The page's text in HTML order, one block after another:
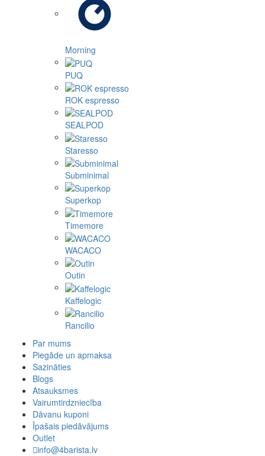
Morning
PUQ
ROK espresso
SEALPOD
Staresso
Subminimal
Superkop
Timemore
WACACO
Outin
Kaffelogic
Rancilio
Par mums
Piegāde un apmaksa
Sazināties
Blogs
Atsauksmes
Vairumtirdzniecība
Dāvanu kuponi
Īpašais piedāvājums
Outlet
info@4barista.lv